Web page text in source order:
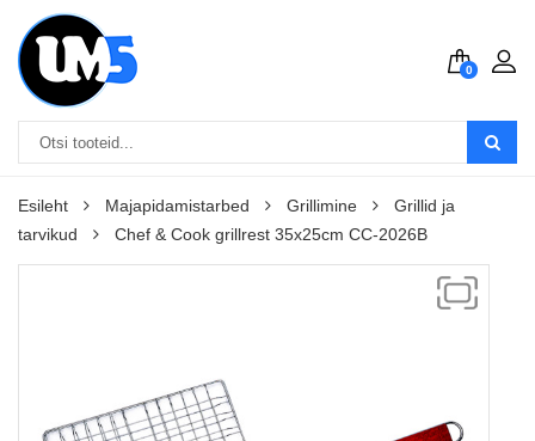
0
Esileht Majapidamistarbed Grillimine
Grillid ja
tarvikud
Chef & Cook grillrest 35x25cm CC-2026B